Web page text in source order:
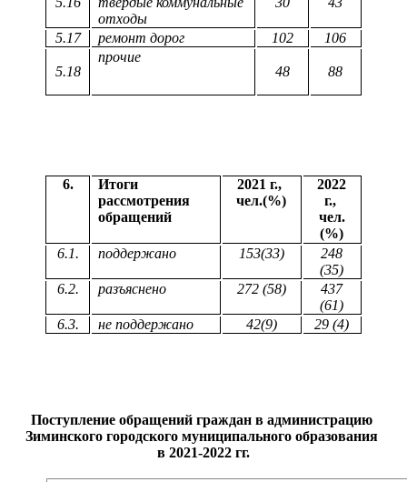
отходы
5.17 ремонт дорог 102 106
5.18
прочие
48
88
6.
Итоги
рассмотрения
обращений
2021 г.,
чел.(%)
2022
г.,
чел.
(%)
6.1.
поддержано 153(33)
248
(35)
6.2.
разъяснено 272 (58)
437
(61)
6.3.
не поддержано 42(9) 29 (4)
Поступление обращений граждан в администрацию
Зиминского городского муниципального образования
в 2021-2022 гг.